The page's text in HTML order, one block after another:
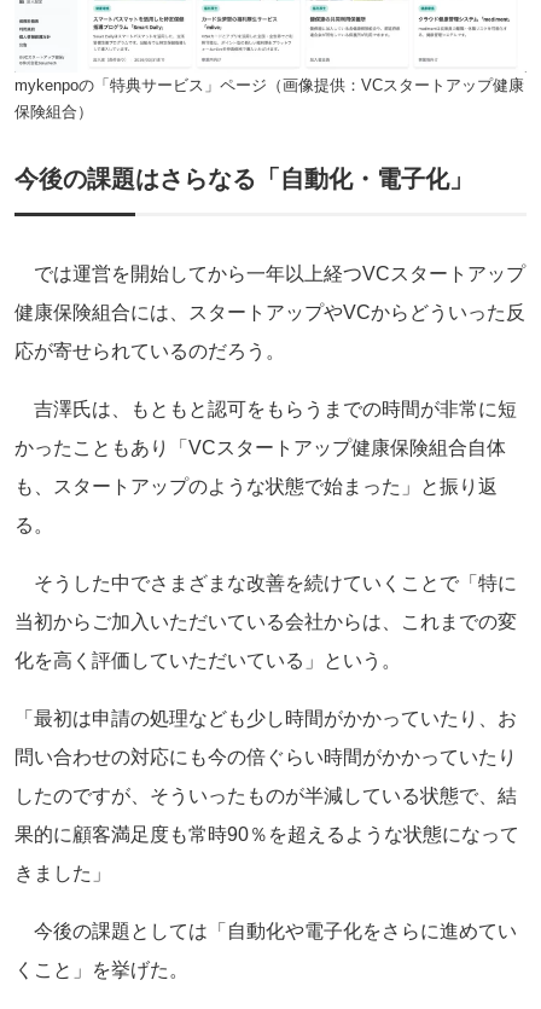
mykenpoの「特典サービス」ページ（画像提供：VCスタートアップ健康
保険組合）
今後の課題はさらなる「自動化・電子化」
では運営を開始してから一年以上経つVCスタートアップ
健康保険組合には、スタートアップやVCからどういった反
応が寄せられているのだろう。
吉澤氏は、もともと認可をもらうまでの時間が非常に短
かったこともあり「VCスタートアップ健康保険組合自体
も、スタートアップのような状態で始まった」と振り返
る。
そうした中でさまざまな改善を続けていくことで「特に
当初からご加入いただいている会社からは、これまでの変
化を高く評価していただいている」という。
「最初は申請の処理なども少し時間がかかっていたり、お
問い合わせの対応にも今の倍ぐらい時間がかかっていたり
したのですが、そういったものが半減している状態で、結
果的に顧客満足度も常時90％を超えるような状態になって
きました」
今後の課題としては「自動化や電子化をさらに進めてい
くこと」を挙げた。